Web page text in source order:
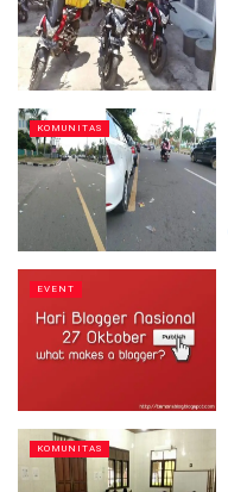
KOMUNITAS
EVENT
KOMUNITAS